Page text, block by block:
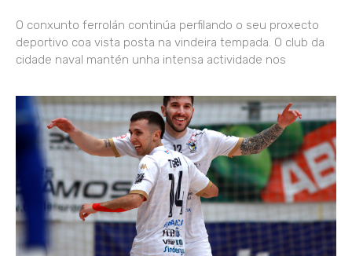
O conxunto ferrolán continúa perfilando o seu proxecto
deportivo coa vista posta na vindeira tempada. O club da
cidade naval mantén unha intensa actividade nos